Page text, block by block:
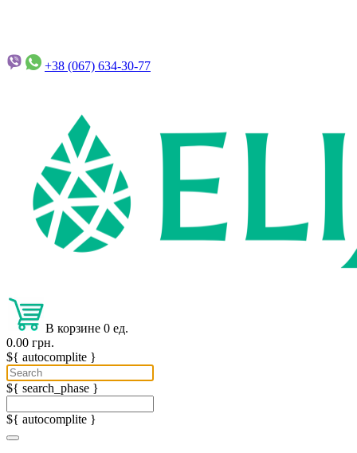
+38 (067) 634-30-77
В корзине 0 ед.
0.00 грн.
${ autocomplite }
${ search_phase }
${ autocomplite }